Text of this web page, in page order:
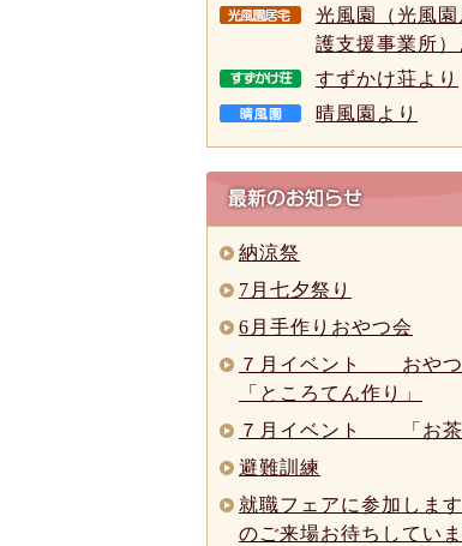
光風園（光風園
護支援事業所）
すずかけ荘より
晴風園より
納涼祭
7月七夕祭り
6月手作りおやつ会
７月イベント おやつ
「ところてん作り」
７月イベント 「お茶
避難訓練
就職フェアに参加しま
のご来場お待ちしていま